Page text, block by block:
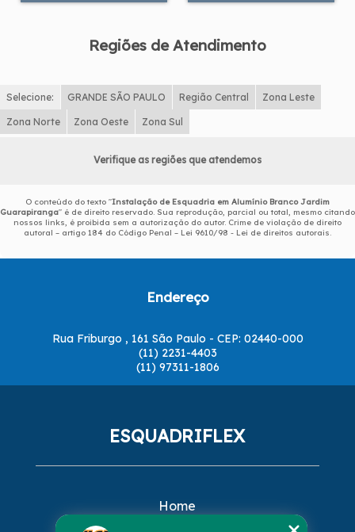
Regiões de Atendimento
Selecione: GRANDE SÃO PAULO Região Central Zona Leste
Zona Norte Zona Oeste Zona Sul
Verifique as regiões que atendemos
O conteúdo do texto "Instalação de Esquadria em Alumínio Branco Jardim
Guarapiranga" é de direito reservado. Sua reprodução, parcial ou total, mesmo citando
nossos links, é proibida sem a autorização do autor. Crime de violação de direito
autoral – artigo 184 do Código Penal – Lei 9610/98 - Lei de direitos autorais.
Endereço
Rua Friburgo , 161 São Paulo - CEP: 02440-000
(11) 2231-4403
(11) 97311-1806
ESQUADRIFLEX
Home